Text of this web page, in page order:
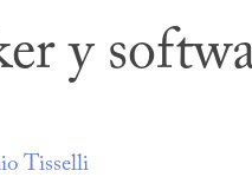
y
Tisselli